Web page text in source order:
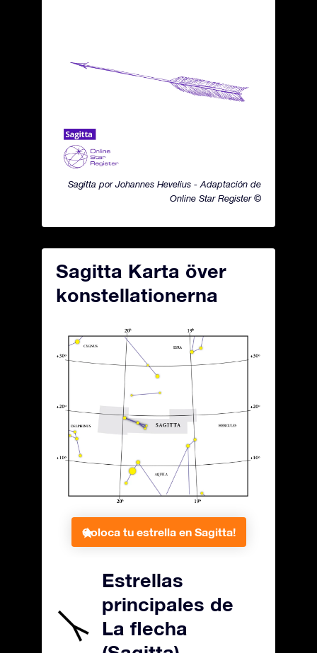
Sagitta por Johannes Hevelius - Adaptación de
Online Star Register ©
Sagitta Karta över
konstellationerna
Coloca tu estrella en Sagitta!
Estrellas
principales de
La flecha